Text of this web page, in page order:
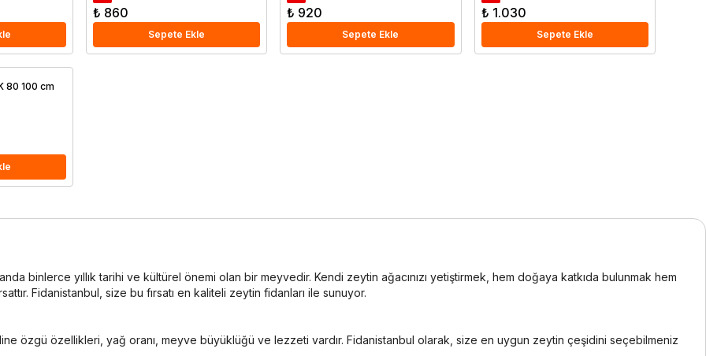
₺ 860
Sepete Ekle
₺ 920
Sepete Ekle
₺ 1.030
Sepete Ekle
80 100 cm
binlerce yıllık tarihi ve kültürel önemi olan bir meyvedir. Kendi zeytin ağacınızı yetiştirmek, hem doğaya katkıda bulunmak hem
Fidanistanbul, size bu fırsatı en kaliteli zeytin fidanları ile sunuyor.
özgü özellikleri, yağ oranı, meyve büyüklüğü ve lezzeti vardır. Fidanistanbul olarak, size en uygun zeytin çeşidini seçebilmeniz